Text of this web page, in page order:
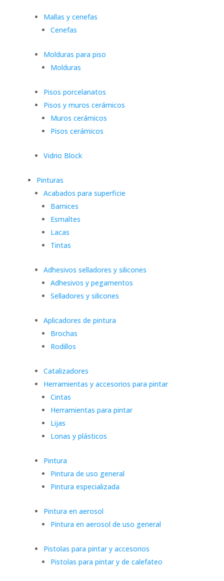
Mallas y cenefas
Cenefas
Molduras para piso
Molduras
Pisos porcelanatos
Pisos y muros cerámicos
Muros cerámicos
Pisos cerámicos
Vidrio Block
Pinturas
Acabados para superficie
Barnices
Esmaltes
Lacas
Tintas
Adhesivos selladores y silicones
Adhesivos y pegamentos
Selladores y silicones
Aplicadores de pintura
Brochas
Rodillos
Catalizadores
Herramientas y accesorios para pintar
Cintas
Herramientas para pintar
Lijas
Lonas y plásticos
Pintura
Pintura de uso general
Pintura especializada
Pintura en aerosol
Pintura en aerosol de uso general
Pistolas para pintar y accesorios
Pistolas para pintar y de calefateo